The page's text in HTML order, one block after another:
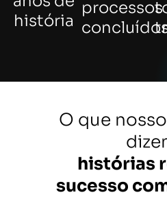
história
processos
O que
histórias
sucesso